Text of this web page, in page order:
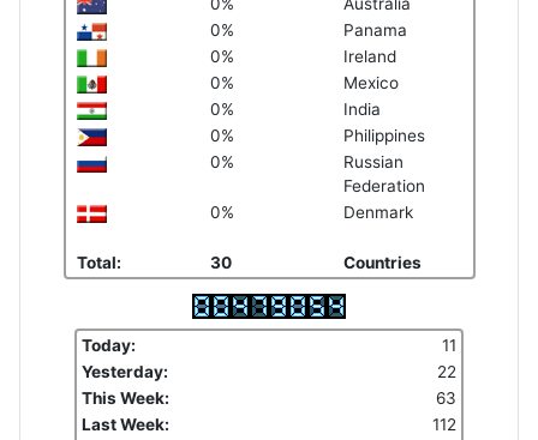
0%
Panama
0%
Ireland
0%
Mexico
0%
India
0%
Philippines
0%
Russian
Federation
0%
Denmark
Total: 30 Countries
Today:
11
Yesterday:
22
This Week:
63
Last Week:
112